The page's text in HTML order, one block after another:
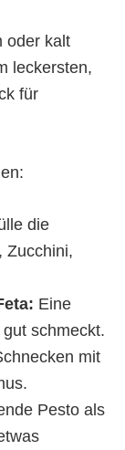
oder kalt
leckersten,
für
die
Zucchini,
Eine
schmeckt.
mit
Pesto als